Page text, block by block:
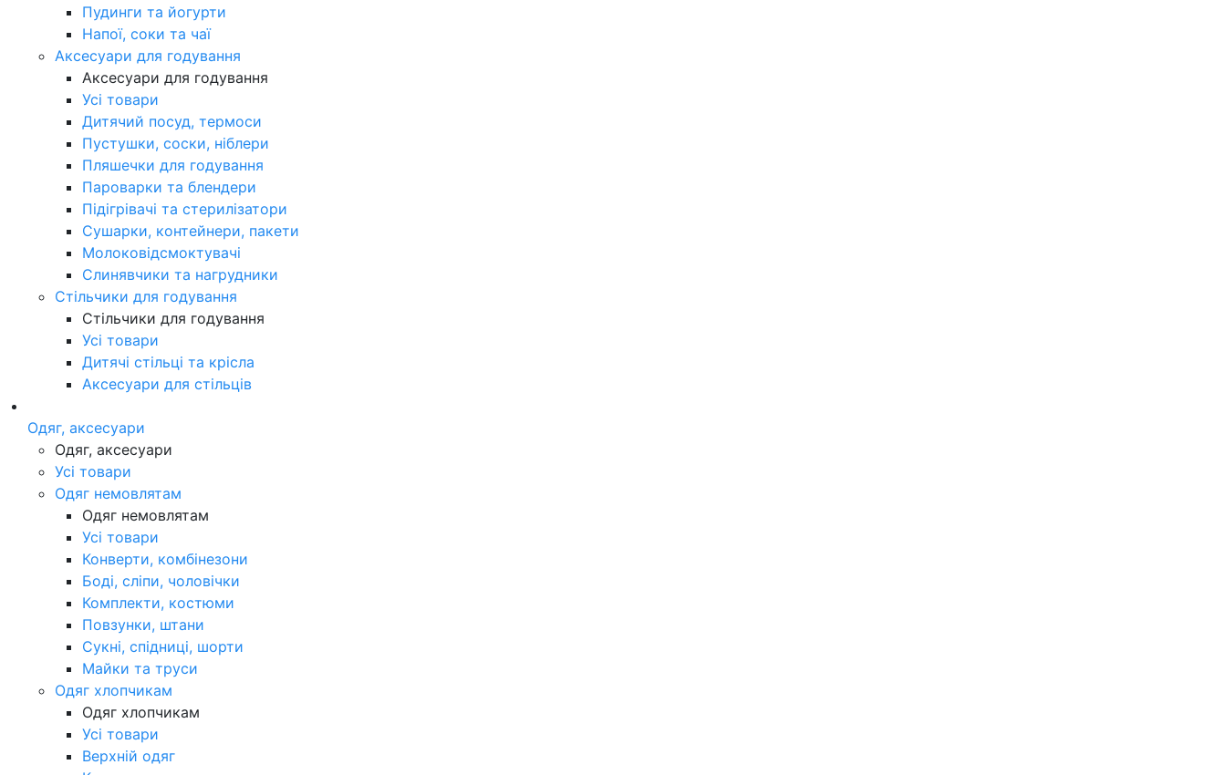
Пудинги та йогурти
Напої, соки та чаї
Аксесуари для годування
Аксесуари для годування
Усі товари
Дитячий посуд, термоси
Пустушки, соски, ніблери
Пляшечки для годування
Пароварки та блендери
Підігрівачі та стерилізатори
Сушарки, контейнери, пакети
Молоковідсмоктувачі
Слинявчики та нагрудники
Стільчики для годування
Стільчики для годування
Усі товари
Дитячі стільці та крісла
Аксесуари для стільців
Одяг, аксесуари
Одяг, аксесуари
Усі товари
Одяг немовлятам
Одяг немовлятам
Усі товари
Конверти, комбінезони
Боді, сліпи, чоловічки
Комплекти, костюми
Повзунки, штани
Сукні, спідниці, шорти
Майки та труси
Одяг хлопчикам
Одяг хлопчикам
Усі товари
Верхній одяг